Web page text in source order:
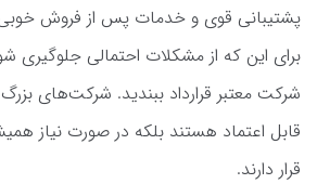
پشتیبانی قوی و خدمات پس از فروش
برای این که از مشکلات احتمالی جلوگیری
شرکت معتبر قرارداد ببندید. شرکت‌های
قابل اعتماد هستند بلکه در صورت نیاز
قرار دارند.